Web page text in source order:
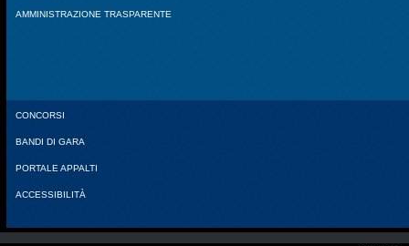
AMMINISTRAZIONE TRASPARENTE
CONCORSI
BANDI DI GARA
PORTALE APPALTI
ACCESSIBILITÀ